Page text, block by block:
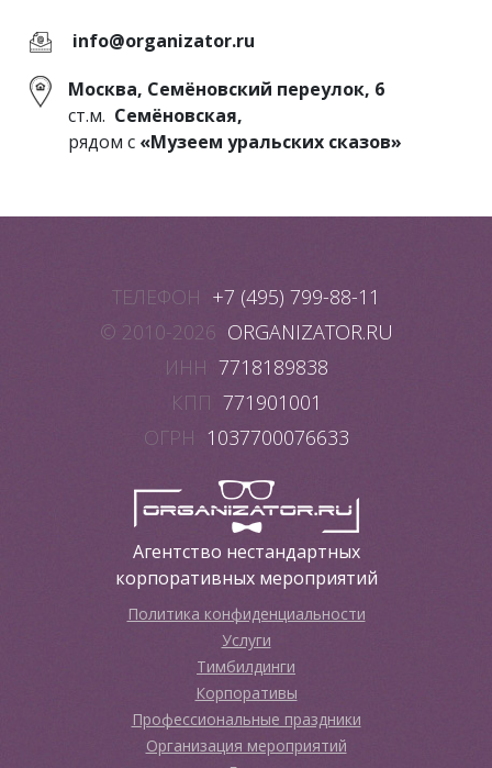
info@organizator.ru
Москва, Семёновский переулок, 6
ст.м. Семёновская,
рядом с «Музеем уральских сказов»
ТЕЛЕФОН +7 (495) 799-88-11
© 2010-2026 ORGANIZATOR.RU
ИНН 7718189838
КПП 771901001
ОГРН 1037700076633
Агентство нестандартных
корпоративных мероприятий
Политика конфиденциальности
Услуги
Тимбилдинги
Корпоративы
Профессиональные праздники
Организация мероприятий